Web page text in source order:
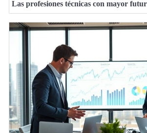
Las profesiones técnicas con mayor